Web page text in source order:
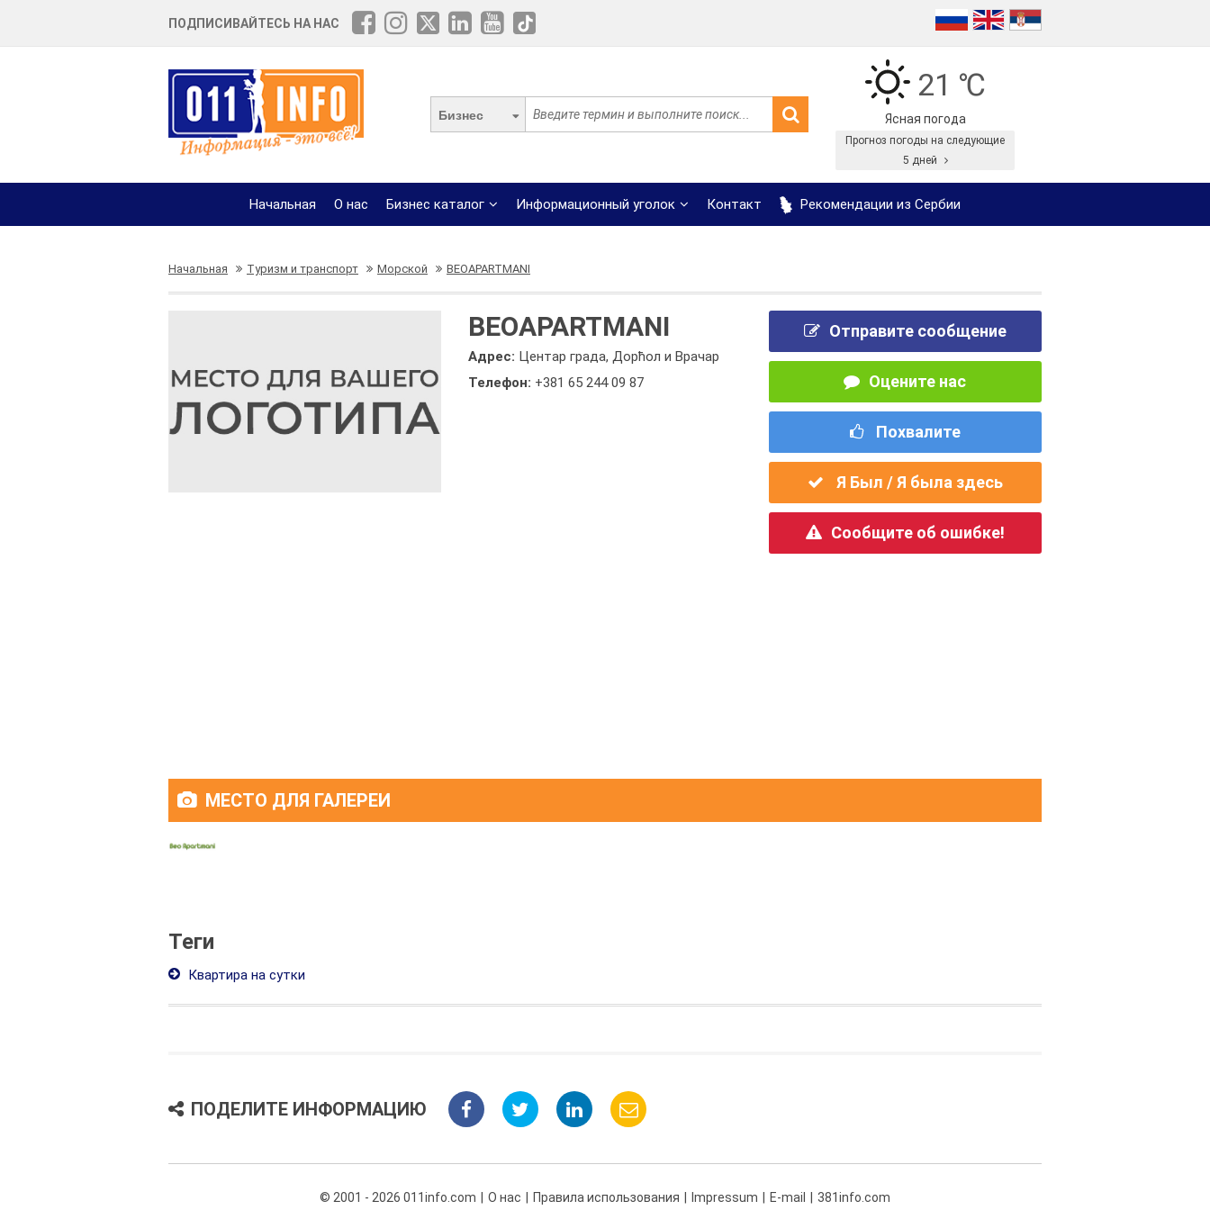
ПОДПИСИВАЙТЕСЬ НА НАС
Бизнес
21 ℃
Ясная погода
Прогноз погоды на следующие
5 дней
Начальная О нас Бизнес каталог Информационный уголок Контакт Рекомендации из Сербии
Начальная Туризм и транспорт Морской BEOAPARTMANI
BEOAPARTMANI
Адрес: Центар града, Дорћол и Врачар
Телефон: +381 65 244 09 87
Отправите сообщение
Оцените нас
Похвалите
Я Был / Я была здесь
Сообщите об ошибке!
МЕСТО ДЛЯ ГАЛЕРЕИ
Теги
Квартира на сутки
ПОДЕЛИТЕ ИНФОРМАЦИЮ
© 2001 - 2026 011info.com О нас Правила использования Impressum E-mail 381info.com